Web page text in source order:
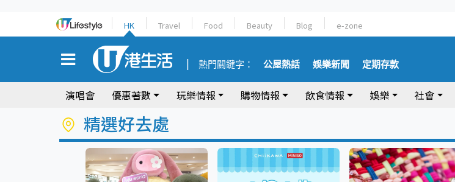
HK Travel Food Beauty Blog e-zone
熱門關鍵字： 公屋熱話 娛樂新聞 定期存款
演唱會 優惠著數 玩樂情報 購物情報 飲食情報 娛樂 社會
精選好去處